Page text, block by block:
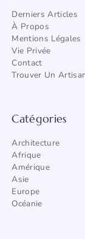
Derniers Articles
À Propos
Mentions Légales
Vie Privée
Contact
Trouver Un
Catégories
Architecture
Afrique
Amérique
Asie
Europe
Océanie